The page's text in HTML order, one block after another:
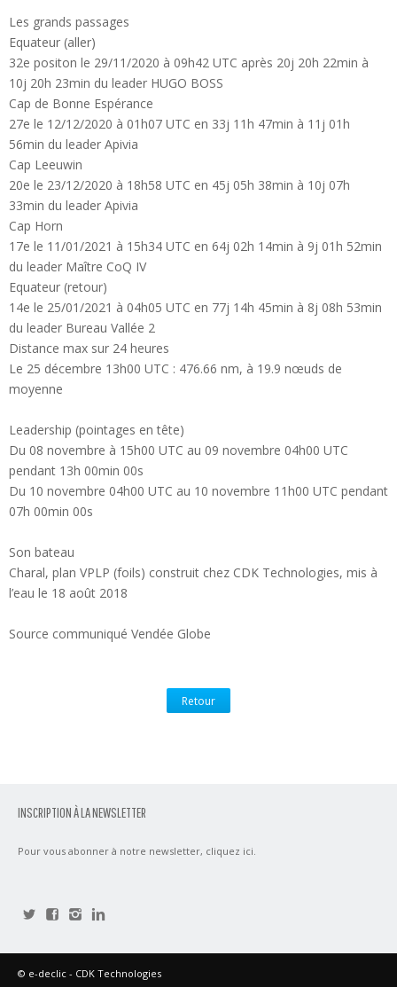
Les grands passages
Equateur (aller)
32e positon le 29/11/2020 à 09h42 UTC après 20j 20h 22min à
10j 20h 23min du leader HUGO BOSS
Cap de Bonne Espérance
27e le 12/12/2020 à 01h07 UTC en 33j 11h 47min à 11j 01h
56min du leader Apivia
Cap Leeuwin
20e le 23/12/2020 à 18h58 UTC en 45j 05h 38min à 10j 07h
33min du leader Apivia
Cap Horn
17e le 11/01/2021 à 15h34 UTC en 64j 02h 14min à 9j 01h 52min
du leader Maître CoQ IV
Equateur (retour)
14e le 25/01/2021 à 04h05 UTC en 77j 14h 45min à 8j 08h 53min
du leader Bureau Vallée 2
Distance max sur 24 heures
Le 25 décembre 13h00 UTC : 476.66 nm, à 19.9 nœuds de
moyenne
Leadership (pointages en tête)
Du 08 novembre à 15h00 UTC au 09 novembre 04h00 UTC
pendant 13h 00min 00s
Du 10 novembre 04h00 UTC au 10 novembre 11h00 UTC pendant
07h 00min 00s
Son bateau
Charal, plan VPLP (foils) construit chez CDK Technologies, mis à
l’eau le 18 août 2018
Source communiqué Vendée Globe
Retour
INSCRIPTION À LA NEWSLETTER
Pour vous abonner à notre newsletter, cliquez ici
© e-declic - CDK Technologies